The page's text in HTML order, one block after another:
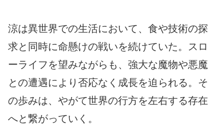
涼は異世界での生活において、食や技術の探
求と同時に命懸けの戦いを続けていた。スロ
ーライフを望みながらも、強大な魔物や悪魔
との遭遇により否応なく成長を迫られる。そ
の歩みは、やがて世界の行方を左右する存在
へと繋がっていく。